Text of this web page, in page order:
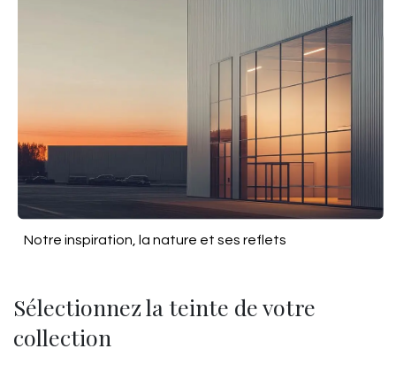
Sélectionnez la teinte de votre
collection
Notre inspiration, la nature et ses reflets